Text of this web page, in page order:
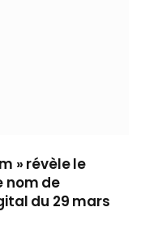
» révèle le
nom de
du 29 mars